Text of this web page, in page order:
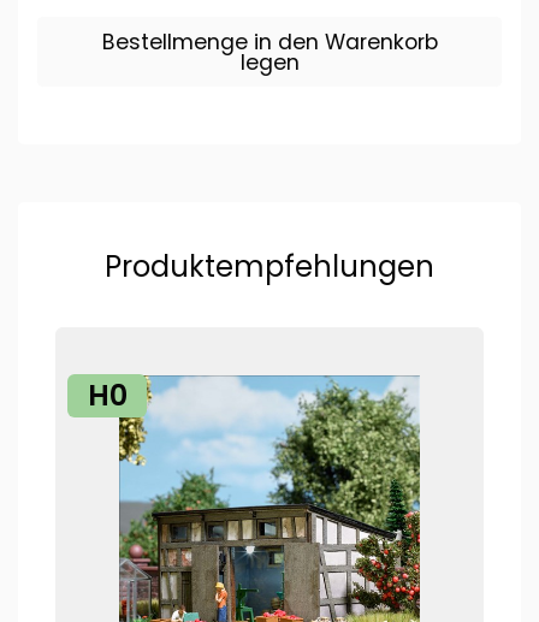
Bestellmenge in den Warenkorb
legen
Produktempfehlungen
H0